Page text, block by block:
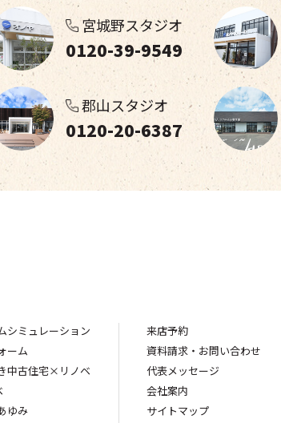
宮城野スタジオ
0120-39-9549
郡山スタジオ
0120-20-6387
シミュレーション
ーム
中古住宅×リノベ
ゆみ
来店予約
資料請求・お問い合わせ
代表メッセージ
会社案内
サイトマップ